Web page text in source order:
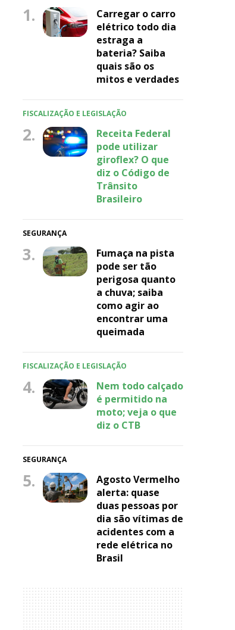
1.
Carregar o carro
elétrico todo dia
estraga a
bateria? Saiba
quais são os
mitos e verdades
FISCALIZAÇÃO E LEGISLAÇÃO
2.
Receita Federal
pode utilizar
giroflex? O que
diz o Código de
Trânsito
Brasileiro
SEGURANÇA
3.
Fumaça na pista
pode ser tão
perigosa quanto
a chuva; saiba
como agir ao
encontrar uma
queimada
FISCALIZAÇÃO E LEGISLAÇÃO
4.
Nem todo calçado
é permitido na
moto; veja o que
diz o CTB
SEGURANÇA
5.
Agosto Vermelho
alerta: quase
duas pessoas por
dia são vítimas de
acidentes com a
rede elétrica no
Brasil